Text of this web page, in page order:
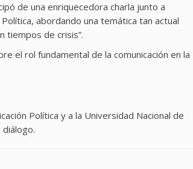
de una enriquecedora charla junto a
abordando una temática tan actual
tiempos de crisis”.
el rol fundamental de la comunicación en la
Política y a la Universidad Nacional de